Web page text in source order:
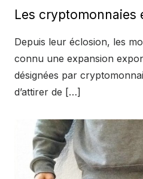
Les cryptomonnaies
Depuis leur éclosion, les
connu une expansion
désignées par
d’attirer de […]